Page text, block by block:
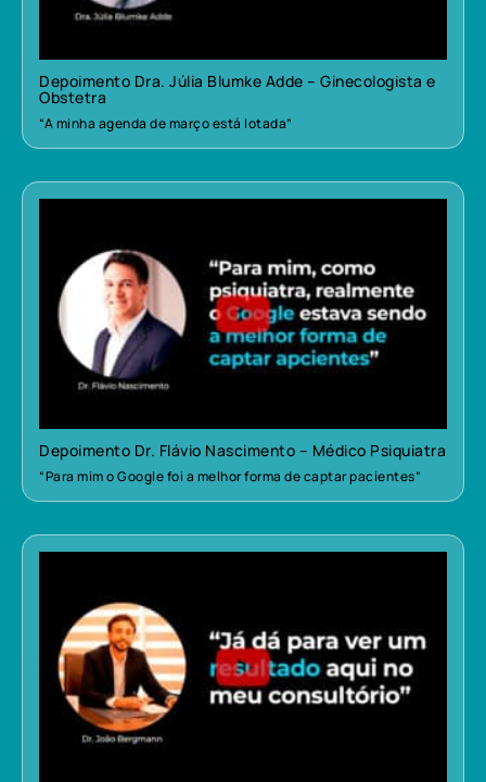
Depoimento Dra. Júlia Blumke Adde – Ginecologista e
Obstetra
“A minha agenda de março está lotada”
Depoimento Dr. Flávio Nascimento – Médico Psiquiatra
“Para mim o Google foi a melhor forma de captar pacientes”